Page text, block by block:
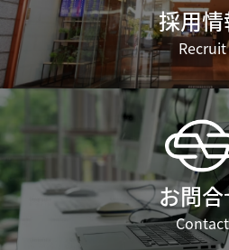
採用
Recruit
お問
Contact